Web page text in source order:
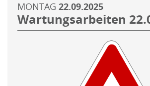
MONTAG 22.09.2025
Wartungsarbeiten